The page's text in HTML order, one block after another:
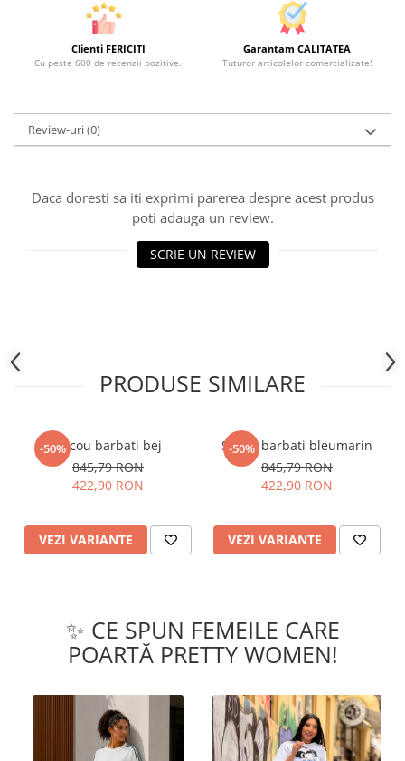
Clienti FERICITI
Cu peste 600 de recenzii pozitive.
Garantam CALITATEA
Tuturor articolelor comercializate!
Review-uri(0)
Daca doresti sa iti exprimi parerea despre acest produs
poti adauga un review.
SCRIE UN REVIEW
PRODUSE SIMILARE
-50%Sacou barbati bej
845,79 RON
422,90 RON
VEZI VARIANTE
-50%
Sacou barbati bleumarin
845,79 RON
422,90 RON
VEZI VARIANTE
✨ CE SPUN FEMEILE CARE
POARTĂ PRETTY WOMEN!